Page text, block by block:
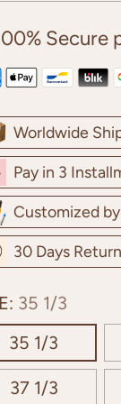
Secure
Worldwide
Pay in 3
Customized
30 Days Return
35 1/3
35 1/3
37 1/3